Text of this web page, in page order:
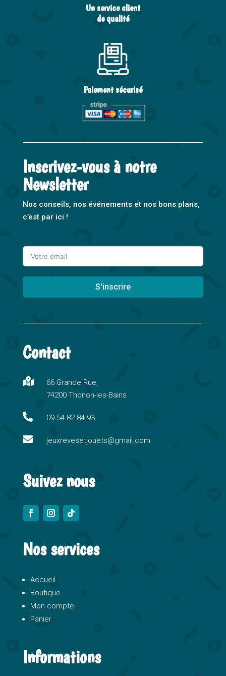
Un service client
de qualité
Paiement sécurisé
Inscrivez-vous à notre
Newsletter
Nos conseils, nos événements et nos bons plans,
c’est par ici !
S'inscrire
l
e
n
a
i
e
Contact

66 Grande Rue,
74200 Thonon-les-Bains
 09 54 82 84 93
 jeuxrevesetjouets@gmail.com
Suivez nous
Nos services
Accueil
Boutique
Mon compte
Panier
Informations